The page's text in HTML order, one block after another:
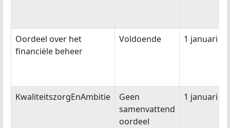
Oordeel over het
financiële beheer
Voldoende 1 januari
KwaliteitszorgEnAmbitie
Geen
samenvattend
oordeel
1 januari